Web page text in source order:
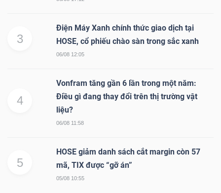
3
Điện Máy Xanh chính thức giao dịch tại
HOSE, cổ phiếu chào sàn trong sắc xanh
06/08 12:05
4
Vonfram tăng gần 6 lần trong một năm:
Điều gì đang thay đổi trên thị trường vật
liệu?
06/08 11:58
5
HOSE giảm danh sách cắt margin còn 57
mã, TIX được “gỡ án”
05/08 10:55
Cổ phiếu Chứng chỉ quỹ
(-)
Người nội bộ
tức